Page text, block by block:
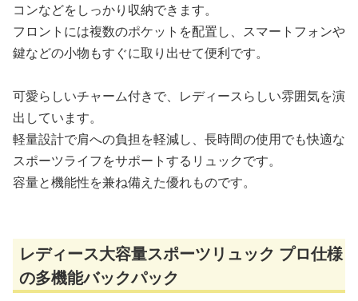
コンなどをしっかり収納できます。
フロントには複数のポケットを配置し、スマートフォンや
鍵などの小物もすぐに取り出せて便利です。
可愛らしいチャーム付きで、レディースらしい雰囲気を演
出しています。
軽量設計で肩への負担を軽減し、長時間の使用でも快適な
スポーツライフをサポートするリュックです。
容量と機能性を兼ね備えた優れものです。
レディース大容量スポーツリュック プロ仕様
の多機能バックパック